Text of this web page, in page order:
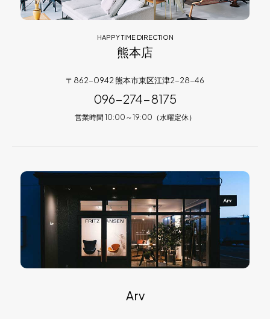
HAPPY TIME DIRECTION
熊本店
〒862-0942 熊本市東区江津2-28-46
096-274-8175
営業時間 10:00～19:00（水曜定休）
Arv